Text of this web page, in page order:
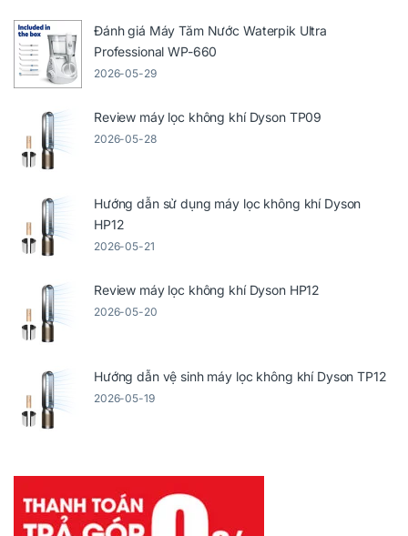
Đánh giá Máy Tăm Nước Waterpik Ultra
Professional WP-660
2026-05-29
Review máy lọc không khí Dyson TP09
2026-05-28
Hướng dẫn sử dụng máy lọc không khí Dyson
HP12
2026-05-21
Review máy lọc không khí Dyson HP12
2026-05-20
Hướng dẫn vệ sinh máy lọc không khí Dyson TP12
2026-05-19